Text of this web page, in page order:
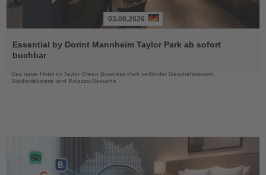
Sie
die
03.08.2026
Essential by Dorint Mannheim Taylor Park ab sofort
buchbar
Das neue Hotel im Taylor Green Business Park verbindet Geschäftsreisen,
Stadterlebnisse und Palazzo-Besuche